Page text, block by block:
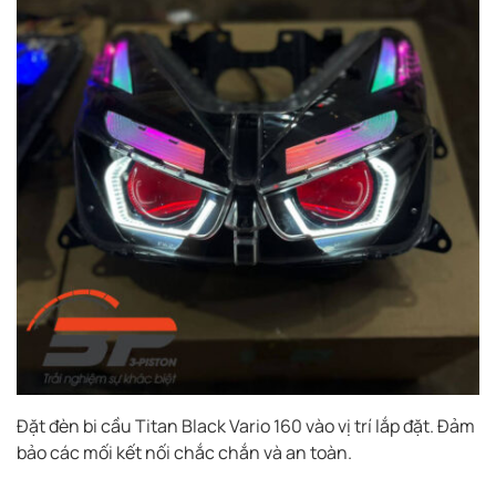
Đặt đèn bi cầu Titan Black Vario 160 vào vị trí lắp đặt. Đảm
bảo các mối kết nối chắc chắn và an toàn.